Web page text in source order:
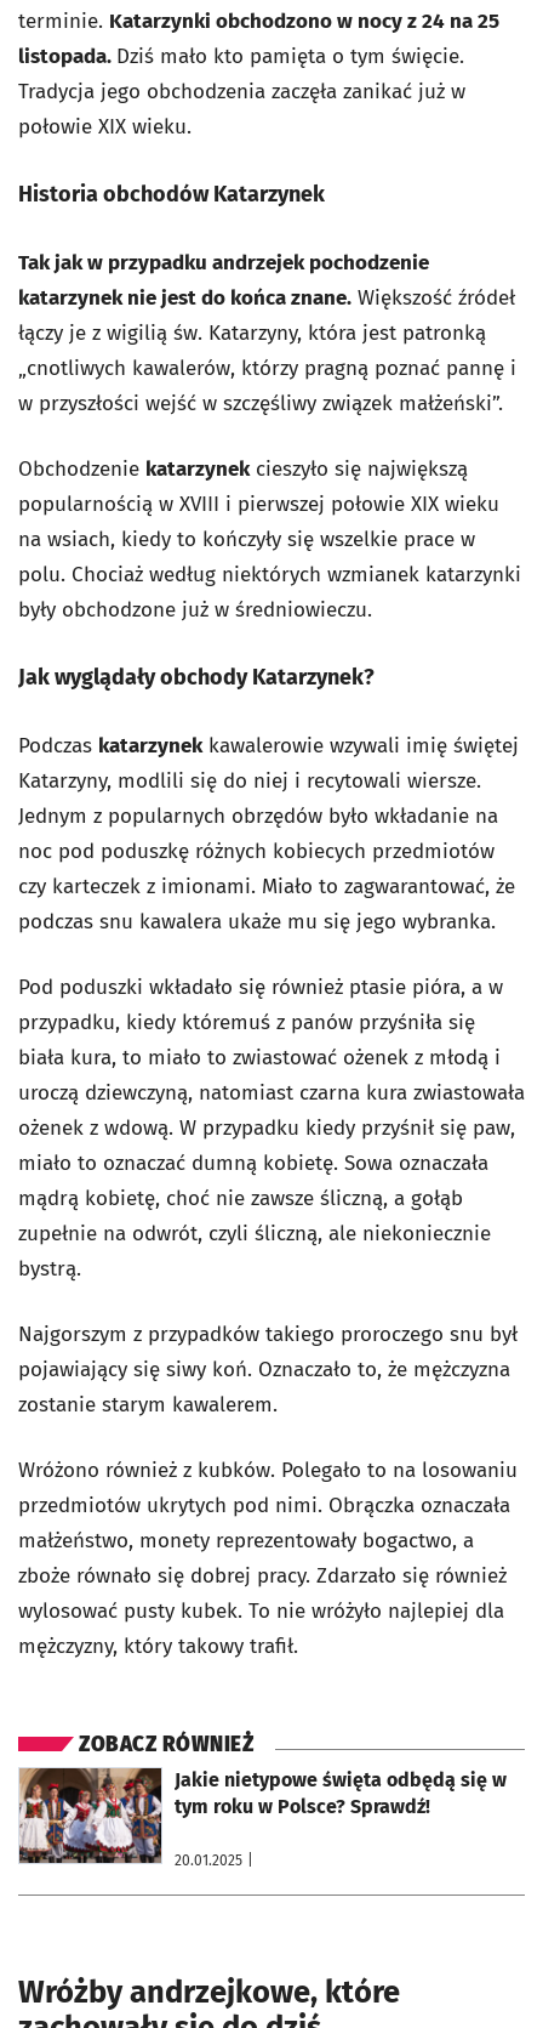
terminie. Katarzynki obchodzono w nocy z 24 na 25
listopada. Dziś mało kto pamięta o tym święcie.
Tradycja jego obchodzenia zaczęła zanikać już w
połowie XIX wieku.
Historia obchodów Katarzynek
Tak jak w przypadku andrzejek pochodzenie
katarzynek nie jest do końca znane. Większość źródeł
łączy je z wigilią św. Katarzyny, która jest patronką
„cnotliwych kawalerów, którzy pragną poznać pannę i
w przyszłości wejść w szczęśliwy związek małżeński”.
Obchodzenie katarzynekcieszyło się największą
popularnością w XVIII i pierwszej połowie XIX wieku
na wsiach, kiedy to kończyły się wszelkie prace w
polu. Chociaż według niektórych wzmianek katarzynki
były obchodzone już w średniowieczu.
Jak wyglądały obchody Katarzynek?
Podczas katarzynekkawalerowie wzywali imię świętej
Katarzyny, modlili się do niej i recytowali wiersze.
Jednym z popularnych obrzędów było wkładanie na
noc pod poduszkę różnych kobiecych przedmiotów
czy karteczek z imionami. Miało to zagwarantować, że
podczas snu kawalera ukaże mu się jego wybranka.
Pod poduszki wkładało się również ptasie pióra, a w
przypadku, kiedy któremuś z panów przyśniła się
biała kura, to miało to zwiastować ożenek z młodą i
uroczą dziewczyną, natomiast czarna kura zwiastowała
ożenek z wdową. W przypadku kiedy przyśnił się paw,
miało to oznaczać dumną kobietę. Sowa oznaczała
mądrą kobietę, choć nie zawsze śliczną, a gołąb
zupełnie na odwrót, czyli śliczną, ale niekoniecznie
bystrą.
Najgorszym z przypadków takiego proroczego snu był
pojawiający się siwy koń. Oznaczało to, że mężczyzna
zostanie starym kawalerem.
Wróżono również z kubków. Polegało to na losowaniu
przedmiotów ukrytych pod nimi. Obrączka oznaczała
małżeństwo, monety reprezentowały bogactwo, a
zboże równało się dobrej pracy. Zdarzało się również
wylosować pusty kubek. To nie wróżyło najlepiej dla
mężczyzny, który takowy trafił.
ZOBACZ RÓWNIEŻ
Jakie nietypowe święta odbędą się w
tym roku w Polsce? Sprawdź!
20.01.2025
otworzy się w nowej karcie
Wróżby andrzejkowe, które